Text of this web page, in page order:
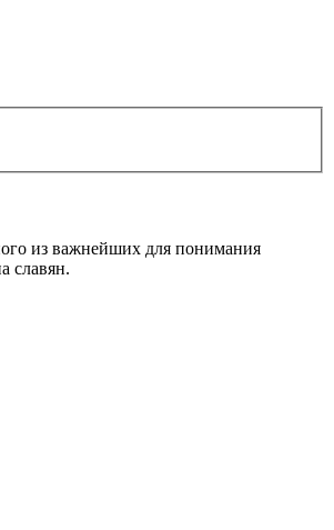
из важнейших для понимания
славян.